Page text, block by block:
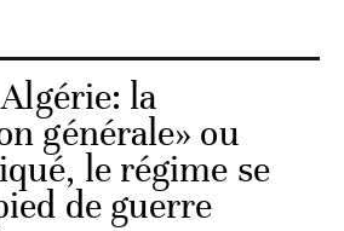
Algérie: la
générale» ou
le régime se
de guerre